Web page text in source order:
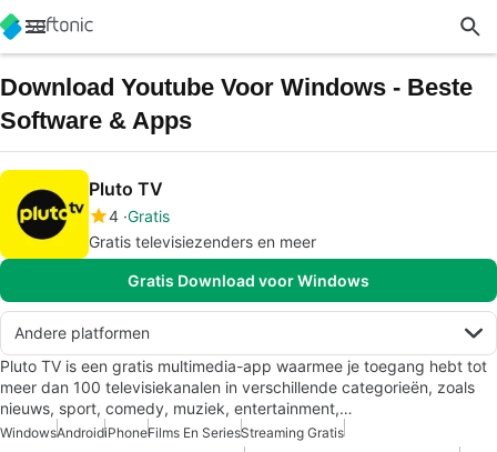
Download Youtube Voor Windows - Beste
Software & Apps
Pluto TV
4 Gratis
Gratis televisiezenders en meer
Gratis Download voor Windows
Andere platformen
Pluto TV is een gratis multimedia-app waarmee je toegang hebt tot
meer dan 100 televisiekanalen in verschillende categorieën, zoals
nieuws, sport, comedy, muziek, entertainment,…
WindowsAndroidiPhoneFilms En SeriesStreaming Gratis